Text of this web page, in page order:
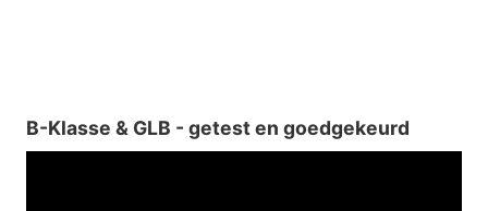
B-Klasse & GLB - getest en goedgekeurd